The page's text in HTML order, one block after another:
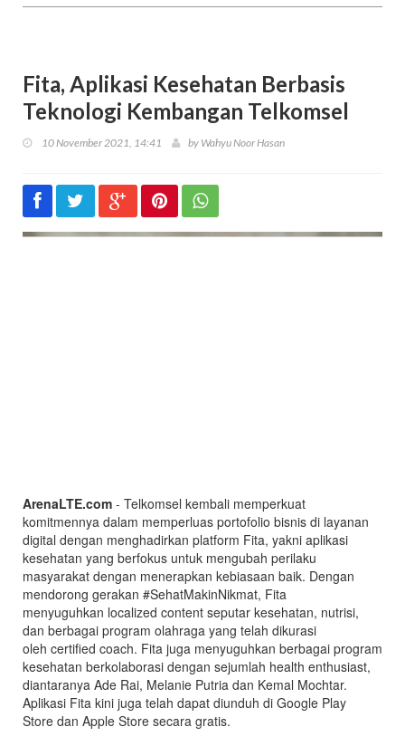
Fita, Aplikasi Kesehatan Berbasis
Teknologi Kembangan Telkomsel
10 November 2021, 14:41 by Wahyu Noor Hasan
ArenaLTE.com - Telkomsel kembali memperkuat
komitmennya dalam memperluas portofolio bisnis di layanan
digital dengan menghadirkan platform Fita, yakni aplikasi
kesehatan yang berfokus untuk mengubah perilaku
masyarakat dengan menerapkan kebiasaan baik. Dengan
mendorong gerakan #SehatMakinNikmat, Fita
menyuguhkan localized content seputar kesehatan, nutrisi,
dan berbagai program olahraga yang telah dikurasi
oleh certified coach. Fita juga menyuguhkan berbagai program
kesehatan berkolaborasi dengan sejumlah health enthusiast,
diantaranya Ade Rai, Melanie Putria dan Kemal Mochtar.
Aplikasi Fita kini juga telah dapat diunduh di Google Play
Store dan Apple Store secara gratis.